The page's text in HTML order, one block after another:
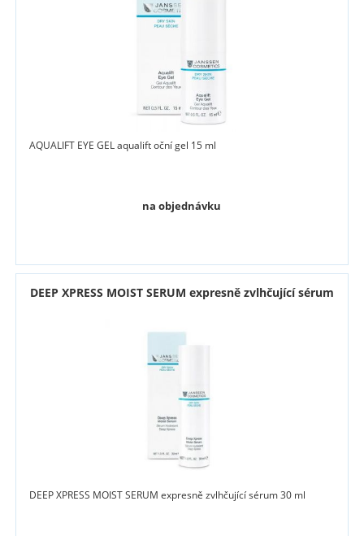
AQUALIFT EYE GEL aqualift oční gel 15 ml
na objednávku
DEEP XPRESS MOIST SERUM expresně zvlhčující sérum
DEEP XPRESS MOIST SERUM expresně zvlhčující sérum 30 ml